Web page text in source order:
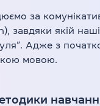
за
завдяки якій
Адже з
мовою.